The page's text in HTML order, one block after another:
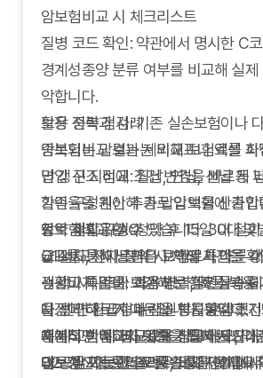
암보험비교 시 체크리스트
질병 코드 확인: 약관에서 명시한 C
경계성종양 분류 여부를 비교해 실
악합니다.
보장 중복 점검: 기존 실손보험이나
중복되는 담보는 제외해 보험료를 최
납입 구조 비교: 월납, 연납, 선납 등
할인율을 계산해 총 납입액을 산출합
청약 철회 규정: 청약 후 15일 내 철
급 절차, 전자 청약 시 처리 시간을
건강고지 준비: 과거 병력, 약물 복용
을 정리해 고지 누락을 방지합니다.
데이터 백업: 비교표와 상담 메모, 약
과 공유 가능한 클라우드에 저장합니
활용 전략과 사례
암보험비교 결과는 비교표나 엑셀
면 갱신 시점에 조건 변경을 빠르게
가족 구성원이 추가로 암보험에 가입
료로 재활용할 수 있습니다. 30대 맞
교표를 통해 남편은 고액암 특약을
생활비 특약을 보강해 보험료 상승
다. 반면 환급형과 갱신형을 혼합했
충분히 이해하지 못한 가입자는 기
대로 받지 못했으므로, 비교 단계에
암보험비교 FAQ
Q1.비교사이트마다 보험료가 다른
→ 각 사이트가 적용하는 할인율과
시점이 다르기 때문입니다. 동일 조
서 비교한 뒤 평균값을 참고하세요.
Q2.갱신형 보험료 상승률은 어디서
체계적인 비교와 기록을 통해 자신
암보험 포트폴리오를 완성해 보세요.